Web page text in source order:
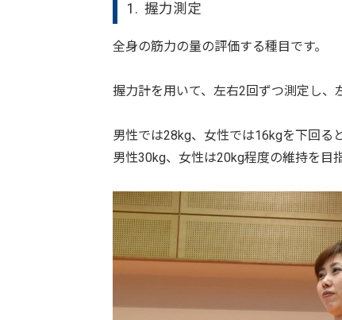
1. 握力測定
全身の筋力の量の評価する種目です。
握力計を用いて、左右2回ずつ測定し、
男性では28kg、女性では16kgを下回る
男性30kg、女性は20kg程度の維持を目